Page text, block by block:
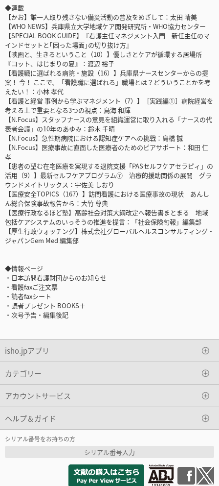
◆連載
【かお】誰一人取り残さない備災活動の普及をめざして：太田 晴美
【WHO NEWS】兵庫県立大学地域ケア開発研究所・WHO協力センター
【SPECIAL BOOK GUIDE】『看護主任マネジメント入門 新任主任のマ
インドセットと｢困った場面｣の切り抜け方』
【映画と、生きるということ（10）】優しさとケアが循環する居場所
『コット、はじまりの夏』：渡辺 裕子
【看護職に選ばれる病院・施設（16）】兵庫県ナースセンターからの提
案！ 今！ ここで、「看護職に選ばれる」職場とは？どういうことかを考
えたい！：小林 孝代
【看護と経営 事例から学ぶマネジメント（7）】［実践編①］病院経営を
考える上で重要となる3つの視点：鳥海 和輝
【N.Focus】スタッフナースの意見を組織運営に取り入れる「ナースの代
表者会議」の10年のあゆみ：鈴木 千晴
【N.Focus】急性期病院における認知症ケアへの挑戦：島橋 誠
【N.Focus】医療事故に直面した医療者のためのピアサポート：和田 仁
孝
【患者の望む在宅医療を実現する退院支援「PASセルフケアセラピィ」の
活用（9）】最新セルフケアプログラム⑦ 治療的援助関係の展開 グラ
ウンドメイトリックス：宇佐美 しおり
【医療安全TOPICS（167）】訪問看護における医療事故の現状 あんし
ん総合保険事故報告から：大竹 尊典
【医療行政なるほど塾】高齢社会対策大綱改定へ報告書まとまる 地域
包括ケアシステムのいっそうの推進を提言：「社会保険旬報」編集部
【厚生行政ウォッチング】株式会社グローバルヘルスコンサルティング・
ジャパンGem Med 編集部
◆情報ページ
・日本訪問看護財団からのお知らせ
・看護faxご注文票
・読者faxシート
・読者プレゼント BOOKS＋
・次号予告・編集後記
isho.jpアプリ
カテゴリー
アカウントサービス
ヘルプ＆ガイド
シリアル番号をお持ちの方
シリアル番号入力